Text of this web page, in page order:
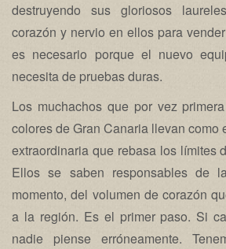
destruyendo sus gloriosos
corazón y nervio en ellos para
es necesario porque el nuevo
necesita de pruebas duras.
Los muchachos que por vez
colores de Gran Canaria llevan como
extraordinaria que rebasa los límites
Ellos se saben responsables de
momento, del volumen de corazón
a la región. Es el primer paso. Si
nadie piense erróneamente.